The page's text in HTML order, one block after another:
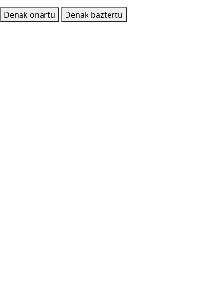
Denak onartu
Denak baztertu